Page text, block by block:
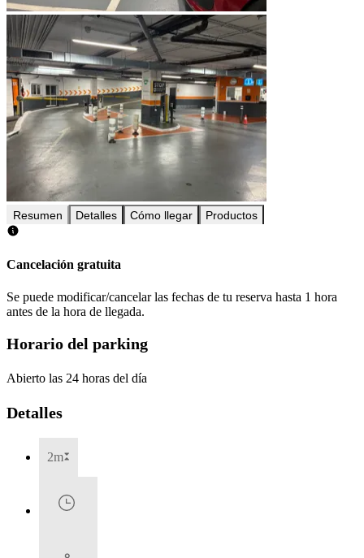
Resumen Detalles Cómo llegar Productos
Cancelación gratuita
Se puede modificar/cancelar las fechas de tu reserva hasta 1 hora
antes de la hora de llegada.
Horario del parking
Abierto las 24 horas del día
Detalles
2m